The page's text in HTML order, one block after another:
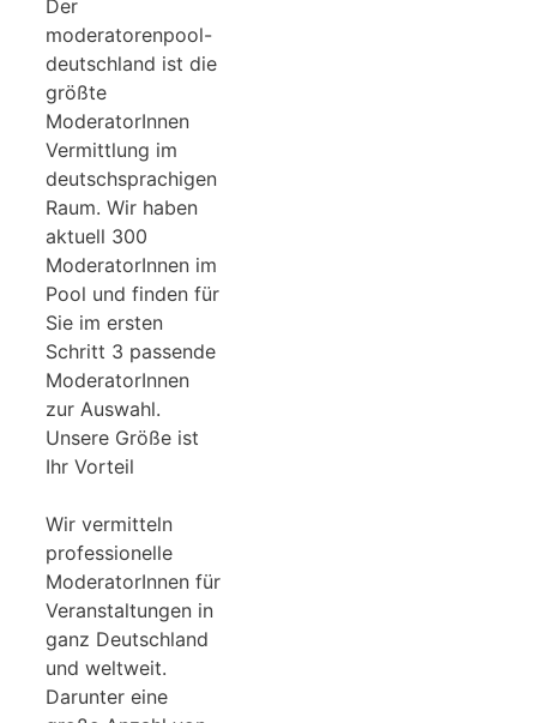
Der
moderatorenpool-
deutschland ist die
größte
ModeratorInnen
Vermittlung im
deutschsprachigen
Raum. Wir haben
aktuell 300
ModeratorInnen im
Pool und finden für
Sie im ersten
Schritt 3 passende
ModeratorInnen
zur Auswahl.
Unsere Größe ist
Ihr Vorteil
Wir vermitteln
professionelle
ModeratorInnen für
Veranstaltungen in
ganz Deutschland
und weltweit.
Darunter eine